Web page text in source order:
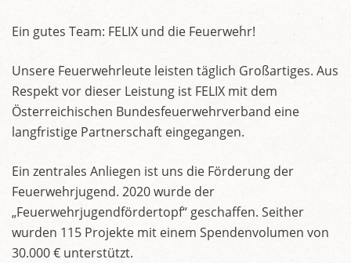
Ein gutes Team: FELIX und die Feuerwehr!
Unsere Feuerwehrleute leisten täglich Großartiges. Aus
Respekt vor dieser Leistung ist FELIX mit dem
Österreichischen Bundesfeuerwehrverband eine
langfristige Partnerschaft eingegangen.
Ein zentrales Anliegen ist uns die Förderung der
Feuerwehrjugend. 2020 wurde der
„Feuerwehrjugendfördertopf“ geschaffen. Seither
wurden 115 Projekte mit einem Spendenvolumen von
30.000 € unterstützt.